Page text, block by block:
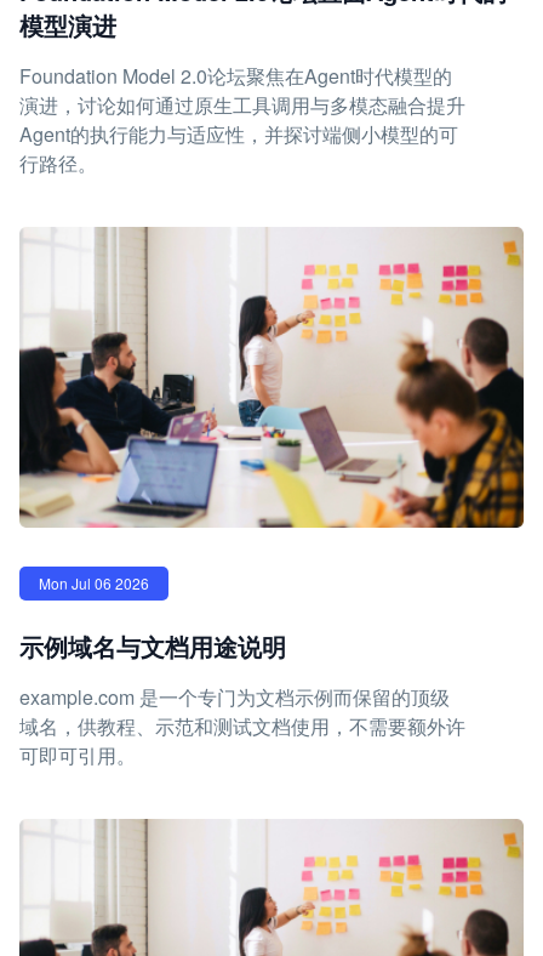
模型演进
Foundation Model 2.0论坛聚焦在Agent时代模型的
演进，讨论如何通过原生工具调用与多模态融合提升
Agent的执行能力与适应性，并探讨端侧小模型的可
行路径。
Mon Jul 06 2026
示例域名与文档用途说明
example.com 是一个专门为文档示例而保留的顶级
域名，供教程、示范和测试文档使用，不需要额外许
可即可引用。